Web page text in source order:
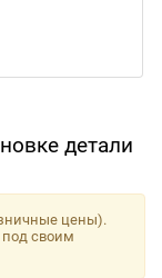
детали
цены).
своим